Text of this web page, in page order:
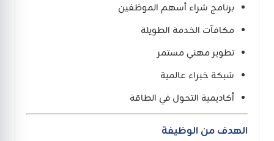
برنامج شراء أسهم الموظفين
مكافآت الخدمة الطويلة
تطوير مهني مستمر
شبكة خبراء عالمية
أكاديمية التحول في الطاقة
الهدف من الوظيفة